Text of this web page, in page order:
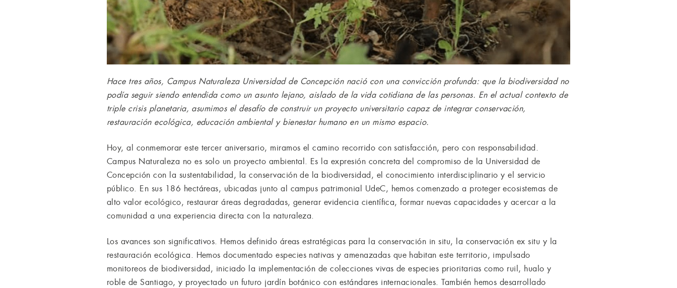
Hace tres años, Campus Naturaleza Universidad de Concepción nació con una convicción profunda: que la biodiversidad no
podía seguir siendo entendida como un asunto lejano, aislado de la vida cotidiana de las personas. En el actual contexto de
triple crisis planetaria, asumimos el desafío de construir un proyecto universitario capaz de integrar conservación,
restauración ecológica, educación ambiental y bienestar humano en un mismo espacio.
Hoy, al conmemorar este tercer aniversario, miramos el camino recorrido con satisfacción, pero con responsabilidad.
Campus Naturaleza no es solo un proyecto ambiental. Es la expresión concreta del compromiso de la Universidad de
Concepción con la sustentabilidad, la conservación de la biodiversidad, el conocimiento interdisciplinario y el servicio
público. En sus 186 hectáreas, ubicadas junto al campus patrimonial UdeC, hemos comenzado a proteger ecosistemas de
alto valor ecológico, restaurar áreas degradadas, generar evidencia científica, formar nuevas capacidades y acercar a la
comunidad a una experiencia directa con la naturaleza.
Los avances son significativos. Hemos definido áreas estratégicas para la conservación in situ, la conservación ex situ y la
restauración ecológica. Hemos documentado especies nativas y amenazadas que habitan este territorio, impulsado
monitoreos de biodiversidad, iniciado la implementación de colecciones vivas de especies prioritarias como ruil, hualo y
roble de Santiago, y proyectado un futuro jardín botánico con estándares internacionales. También hemos desarrollado